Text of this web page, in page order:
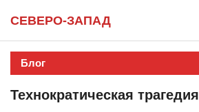
СЕВЕРО-ЗАПАД
Блог
Технократическая трагедия